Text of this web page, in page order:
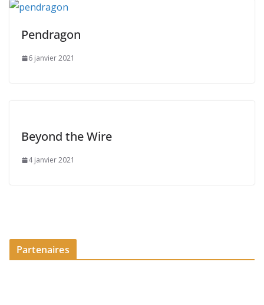
Pendragon
6 janvier 2021
Beyond the Wire
4 janvier 2021
Partenaires